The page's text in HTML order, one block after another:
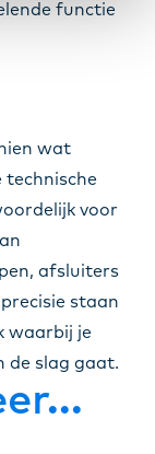
functie
wat
technische
voor
afsluiters
staan
waarbij je
de slag gaat.